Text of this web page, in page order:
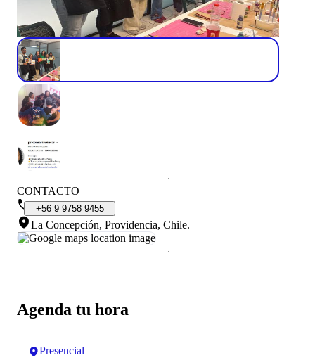
Agenda tu hora
Presencial
CONTACTO
+56 9 9758 9455
La Concepción, Providencia, Chile.